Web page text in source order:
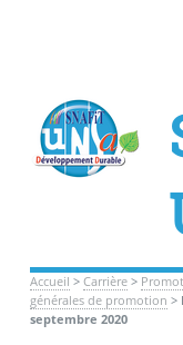
Accueil > Carrière>
générales de promotion >
septembre 2020